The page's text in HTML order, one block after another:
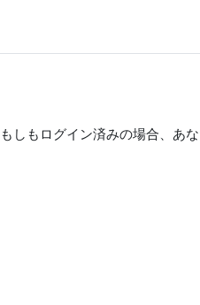
しもログイン済みの場合、あ